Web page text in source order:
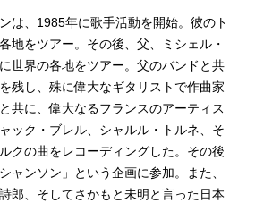
は、1985年に歌手活動を開始。彼のト
地をツアー。その後、父、ミシェル・
世界の各地をツアー。父のバンドと共
残し、殊に偉大なギタリストで作曲家
共に、偉大なるフランスのアーティス
ック・ブレル、シャルル・トルネ、そ
クの曲をレコーディングした。その後
ャンソン」という企画に参加。また、
郎、そしてさかもと未明と言った日本